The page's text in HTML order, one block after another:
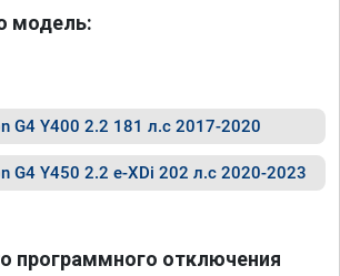
модель:
G4 Y400 2.2 181 л.с 2017-2020
G4 Y450 2.2 e-XDi 202 л.с 2020-2023
программного отключения